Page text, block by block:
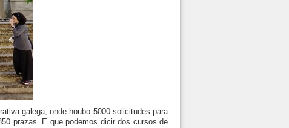
galega, onde houbo 5000 solicitudes para
prazas. E que podemos dicir dos cursos de